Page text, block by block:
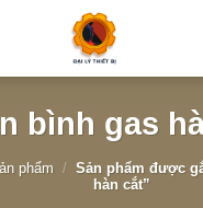
bình gas
phẩm / Sản phẩm được
hàn cắt”